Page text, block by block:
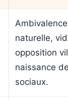
naturelle,
opposition
naissance
sociaux.